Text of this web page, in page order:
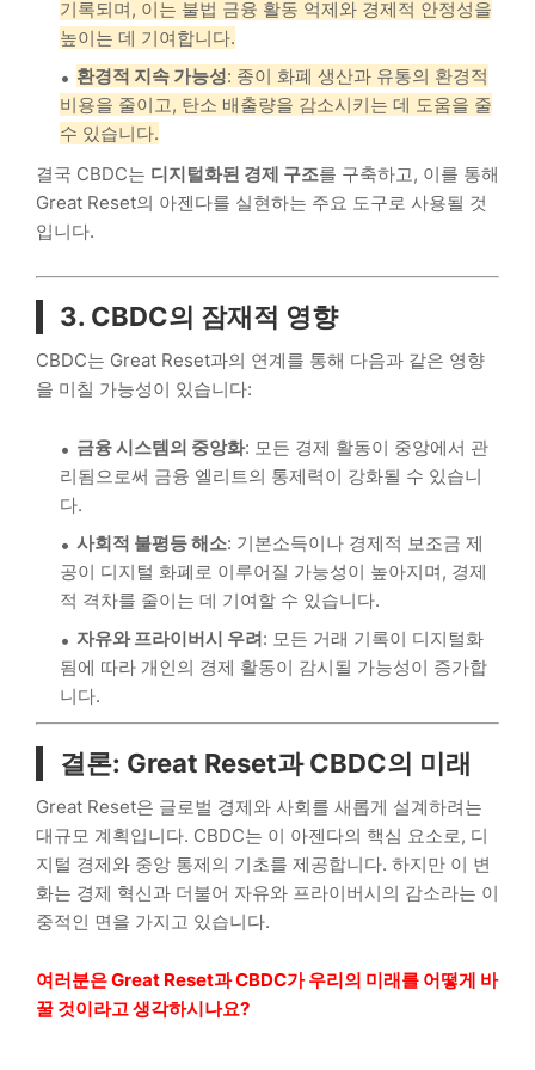
기록되며, 이는 불법 금융 활동 억제와 경제적 안정성을
높이는 데 기여합니다.
환경적 지속 가능성: 종이 화폐 생산과 유통의 환경적
비용을 줄이고, 탄소 배출량을 감소시키는 데 도움을 줄
수 있습니다.
결국 CBDC는 디지털화된 경제 구조를 구축하고, 이를 통해
Great Reset의 아젠다를 실현하는 주요 도구로 사용될 것
입니다.
3. CBDC의 잠재적 영향
CBDC는 Great Reset과의 연계를 통해 다음과 같은 영향
을 미칠 가능성이 있습니다:
금융 시스템의 중앙화: 모든 경제 활동이 중앙에서 관
리됨으로써 금융 엘리트의 통제력이 강화될 수 있습니
다.
사회적 불평등 해소: 기본소득이나 경제적 보조금 제
공이 디지털 화폐로 이루어질 가능성이 높아지며, 경제
적 격차를 줄이는 데 기여할 수 있습니다.
자유와 프라이버시 우려: 모든 거래 기록이 디지털화
됨에 따라 개인의 경제 활동이 감시될 가능성이 증가합
니다.
결론: Great Reset과 CBDC의 미래
Great Reset은 글로벌 경제와 사회를 새롭게 설계하려는
대규모 계획입니다. CBDC는 이 아젠다의 핵심 요소로, 디
지털 경제와 중앙 통제의 기초를 제공합니다. 하지만 이 변
화는 경제 혁신과 더불어 자유와 프라이버시의 감소라는 이
중적인 면을 가지고 있습니다.
여러분은 Great Reset과 CBDC가 우리의 미래를 어떻게 바
꿀 것이라고 생각하시나요?